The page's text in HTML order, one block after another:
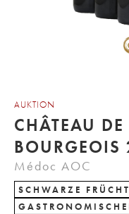
AUKTION
CHÂTEAU
Médoc AOC
SCHWARZE